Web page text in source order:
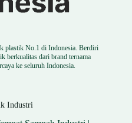
plastik No.1 di Indonesia. Berdiri
berkualitas dari brand ternama
ke seluruh Indonesia.
Industri